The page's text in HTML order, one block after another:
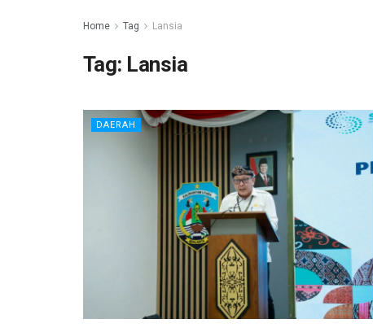
Home Tag Lansia
Tag: Lansia
DAERAH